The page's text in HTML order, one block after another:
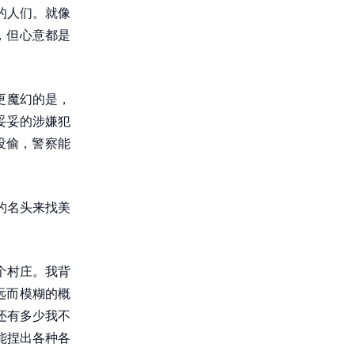
人们。就像
但心意都是
幻的是，
妥的涉嫌犯
偷，警察能
名头来找美
村庄。我背
而模糊的概
有多少我不
捏出各种各